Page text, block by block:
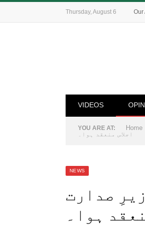
Thursday, August 6 Our
VIDEOS
YOU ARE AT: Home
اجلاس منعقد ہوا۔
NEWS
صدارت
ہوا۔